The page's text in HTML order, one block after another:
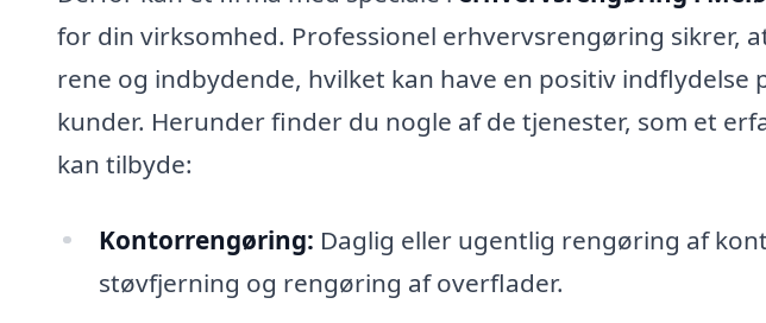
for din virksomhed. Professionel erhvervsrengøring sikrer,
rene og indbydende, hvilket kan have en positiv indflydelse
kunder. Herunder finder du nogle af de tjenester, som et
kan tilbyde:
Kontorrengøring: Daglig eller ugentlig rengøring af
støvfjerning og rengøring af overflader.